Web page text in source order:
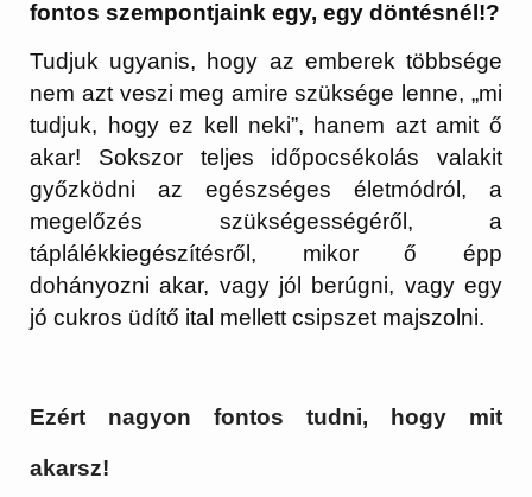
fontos szempontjaink egy, egy döntésnél!?
Tudjuk ugyanis, hogy az emberek többsége
nem azt veszi meg amire szüksége lenne, „mi
tudjuk, hogy ez kell neki”, hanem azt amit ő
akar! Sokszor teljes időpocsékolás valakit
győzködni az egészséges életmódról, a
megelőzés szükségességéről, a
táplálékkiegészítésről, mikor ő épp
dohányozni akar, vagy jól berúgni, vagy egy
jó cukros üdítő ital mellett csipszet majszolni.
Ezért nagyon fontos tudni, hogy mit
akarsz!